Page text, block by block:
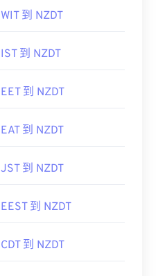
WIT 到 NZDT
IST 到 NZDT
EET 到 NZDT
EAT 到 NZDT
JST 到 NZDT
EEST 到 NZDT
CDT 到 NZDT